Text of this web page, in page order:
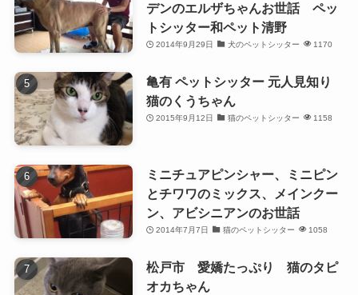
デンのエルザちゃんお世話 ペッ
トシッター和ペット清野
2014年9月29日 犬のペットシッター 1170
亀有 ペットシッター 元人見知り
猫のくうちゃん
2015年9月12日 猫のペットシッター 1158
ミニチュアピンシャー、ミニピン
とチワワのミックス、メインクー
ン、アビシニアンのお世話
2014年7月7日 猫のペットシッター 1058
松戸市 愛嬌たっぷり 猫のタピ
オカちゃん